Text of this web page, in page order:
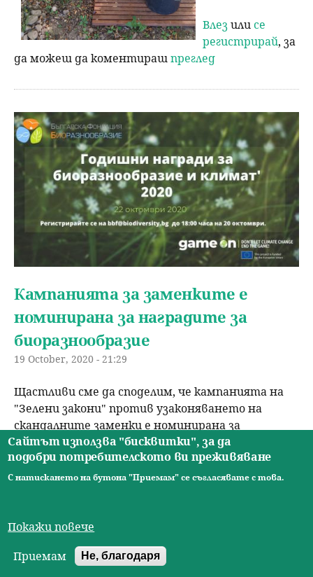
Влезили се
регистрирай, за
да можеш да коментирашпреглед
Кампанията за заменките е
номинирана за наградите за
биоразнообразие
19 October, 2020 - 21:29
Щастливи сме да споделим, че кампанията на
"Зелени закони" против узаконяването на
скандалните заменки е номинирана за
годишните награди за биоразнообразие и
климат. Класацията се организра от Българска
фондация биоразнообразие и победителите ще
Влезилисе регистрирай
коментирашпреглед
Сайтът използва "бисквитки", за да
подобри потребителското ви преживяване
С натискането на бутона "Приемам" се съгласявате с това.
Покажи повече
Приемам
Не, благодаря